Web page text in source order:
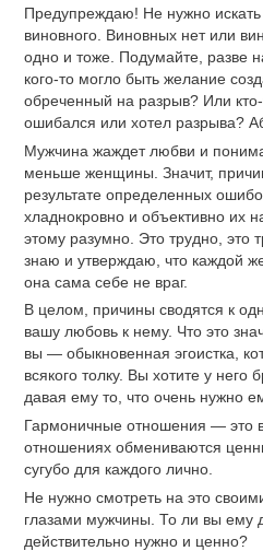
Предупреждаю! Не нужно
виновного. Виновных нет или
одно и тоже. Подумайте, разве
кого-то могло быть желание
обреченный на разрыв? Или
ошибался или хотел разрыва?
Мужчина жаждет любви и
меньше женщины. Значит,
результате определенных
хладнокровно и объективно их
этому разумно. Это трудно, это
знаю и утверждаю, что каждой
она сама себе не враг.
В целом, причины сводятся к
вашу любовь к нему. Что это
вы — обыкновенная эгоистка,
всякого толку. Вы хотите у него
давая ему то, что очень нужно
Гармоничные отношения — это
отношениях обмениваются
сугубо для каждого лично.
Не нужно смотреть на это
глазами мужчины. То ли вы ему
действительно нужно и ценно?